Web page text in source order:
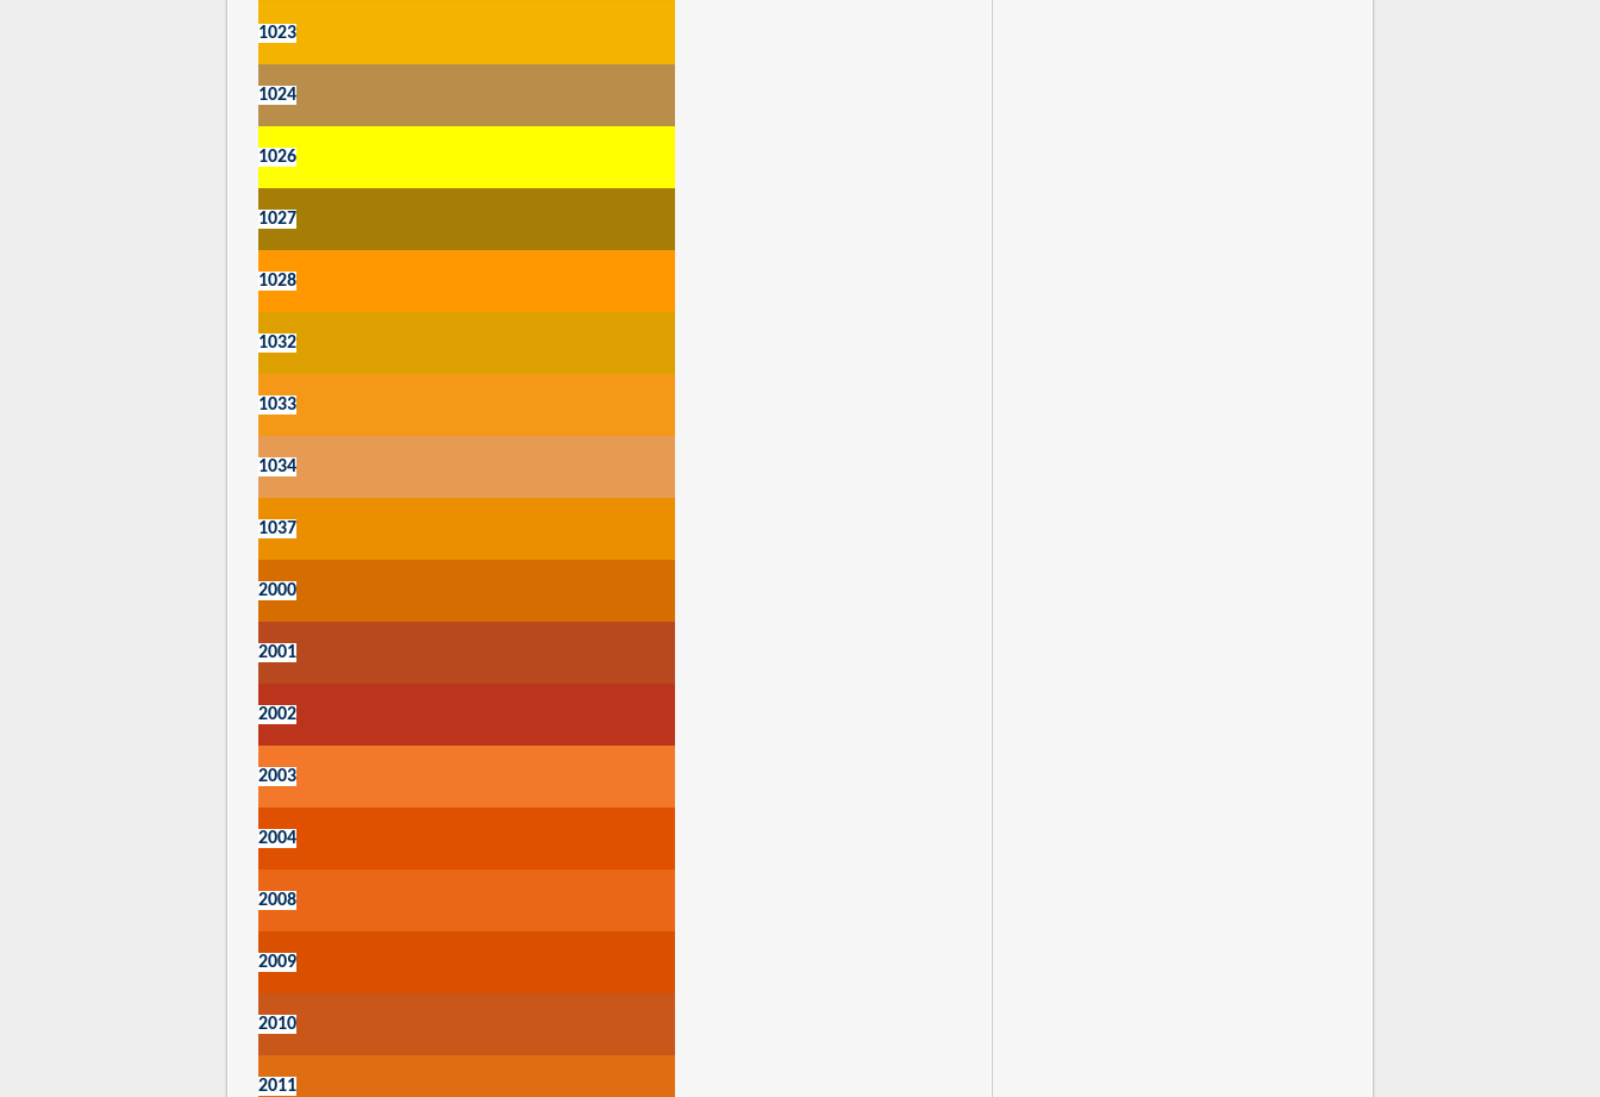
1023
1024
1026
1027
1028
1032
1033
1034
1037
2000
2001
2002
2003
2004
2008
2009
2010
2011